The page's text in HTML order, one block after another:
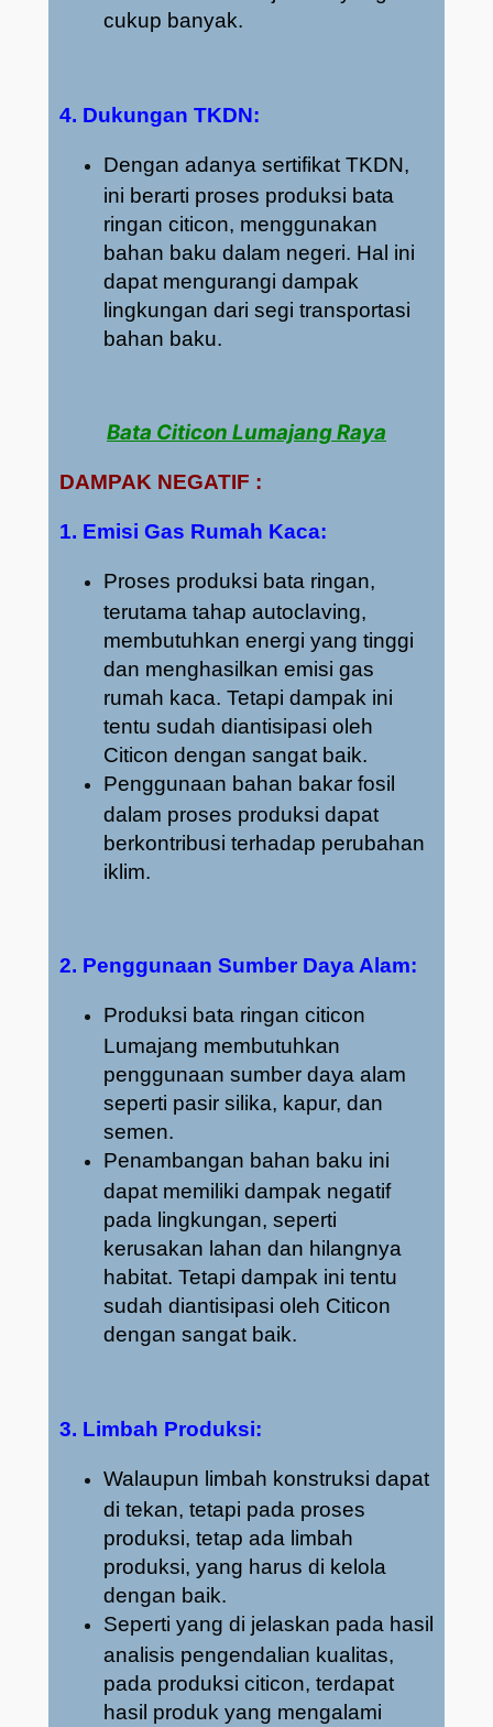
cukup banyak.
4. Dukungan TKDN:
Dengan adanya sertifikat TKDN,
ini berarti proses produksi bata
ringan citicon, menggunakan
bahan baku dalam negeri. Hal ini
dapat mengurangi dampak
lingkungan dari segi transportasi
bahan baku.
Bata Citicon Lumajang Raya
DAMPAK NEGATIF :
1. Emisi Gas Rumah Kaca:
Proses produksi bata ringan,
terutama tahap autoclaving,
membutuhkan energi yang tinggi
dan menghasilkan emisi gas
rumah kaca. Tetapi dampak ini
tentu sudah diantisipasi oleh
Citicon dengan sangat baik.
Penggunaan bahan bakar fosil
dalam proses produksi dapat
berkontribusi terhadap perubahan
iklim.
2. Penggunaan Sumber Daya Alam:
Produksi bata ringan citicon
Lumajang membutuhkan
penggunaan sumber daya alam
seperti pasir silika, kapur, dan
semen.
Penambangan bahan baku ini
dapat memiliki dampak negatif
pada lingkungan, seperti
kerusakan lahan dan hilangnya
habitat. Tetapi dampak ini tentu
sudah diantisipasi oleh Citicon
dengan sangat baik.
3. Limbah Produksi:
Walaupun limbah konstruksi dapat
di tekan, tetapi pada proses
produksi, tetap ada limbah
produksi, yang harus di kelola
dengan baik.
Seperti yang di jelaskan pada hasil
analisis pengendalian kualitas,
pada produksi citicon, terdapat
hasil produk yang mengalami